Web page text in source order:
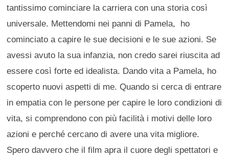
tantissimo cominciare la carriera con una storia così
universale. Mettendomi nei panni di Pamela, ho
cominciato a capire le sue decisioni e le sue azioni. Se
avessi avuto la sua infanzia, non credo sarei riuscita ad
essere così forte ed idealista. Dando vita a Pamela, ho
scoperto nuovi aspetti di me. Quando si cerca di entrare
in empatia con le persone per capire le loro condizioni di
vita, si comprendono con più facilità i motivi delle loro
azioni e perché cercano di avere una vita migliore.
Spero davvero che il film apra il cuore degli spettatori e